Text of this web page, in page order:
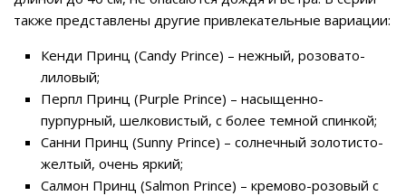
также представлены другие привлекательные вариации:
Кенди Принц (Candy Prince) – нежный, розовато-
лиловый;
Перпл Принц (Purple Prince) – насыщенно-
пурпурный, шелковистый, с более темной спинкой;
Санни Принц (Sunny Prince) – солнечный золотисто-
желтый, очень яркий;
Салмон Принц (Salmon Prince) – кремово-розовый с